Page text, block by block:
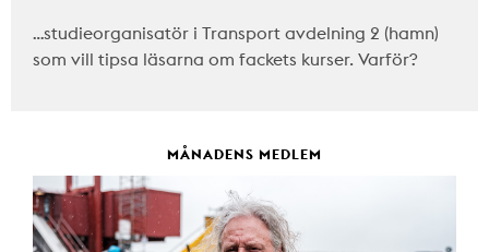
…studieorganisatör i Transport avdelning 2 (hamn)
som vill tipsa läsarna om fackets kurser. Varför?
MÅNADENS MEDLEM